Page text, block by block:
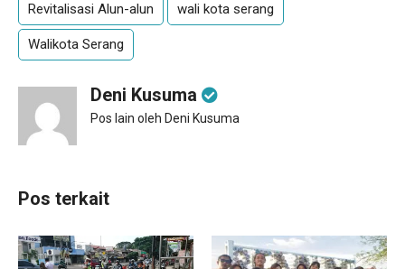
Revitalisasi Alun-alun wali kota serang
Walikota Serang
Deni Kusuma
Pos lain oleh Deni Kusuma
Pos terkait